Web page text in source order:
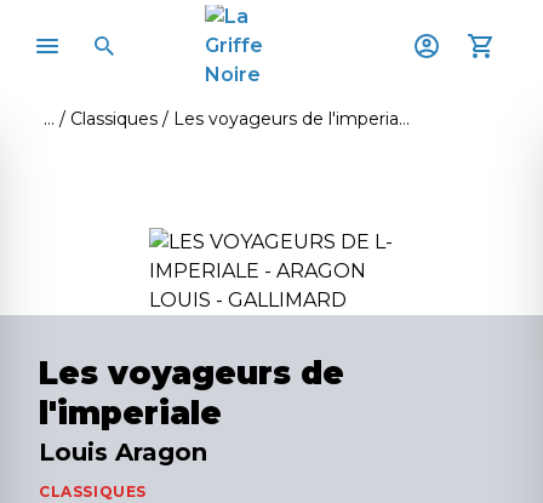
Classiques Les voyageurs de l'imperiale
Les voyageurs de
l'imperiale
Louis Aragon
CLASSIQUES